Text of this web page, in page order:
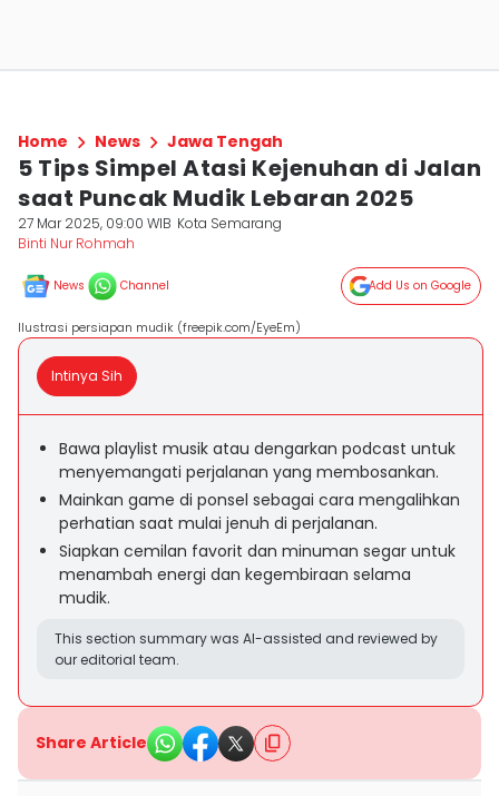
Home News Jawa Tengah
5 Tips Simpel Atasi Kejenuhan di Jalan
saat Puncak Mudik Lebaran 2025
27 Mar 2025, 09:00 WIB Kota Semarang
Binti Nur Rohmah
News Channel Add Us on Google
Ilustrasi persiapan mudik (freepik.com/EyeEm)
Intinya Sih
Bawa playlist musik atau dengarkan podcast untuk
menyemangati perjalanan yang membosankan.
Mainkan game di ponsel sebagai cara mengalihkan
perhatian saat mulai jenuh di perjalanan.
Siapkan cemilan favorit dan minuman segar untuk
menambah energi dan kegembiraan selama
mudik.
This section summary was AI-assisted and reviewed by
our editorial team.
Share Article